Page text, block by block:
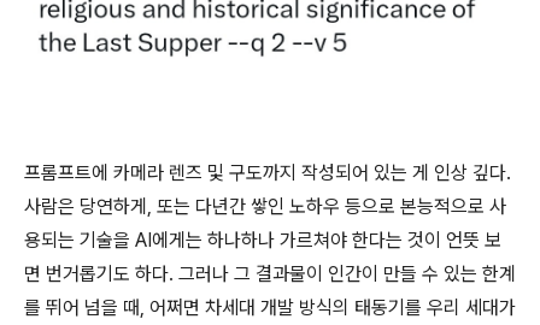
프롬프트에 카메라 렌즈 및 구도까지 작성되어 있는 게 인상 깊다.
사람은 당연하게, 또는 다년간 쌓인 노하우 등으로 본능적으로 사
용되는 기술을 AI에게는 하나하나 가르쳐야 한다는 것이 언뜻 보
면 번거롭기도 하다. 그러나 그 결과물이 인간이 만들 수 있는 한계
를 뛰어 넘을 때, 어쩌면 차세대 개발 방식의 태동기를 우리 세대가